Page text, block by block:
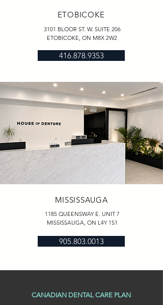
ETOBICOKE
3101 BLOOR ST. W. SUITE 206
ETOBICOKE, ON M8X 2W2
416.878.9353
MISSISSAUGA
1185 QUEENSWAY E. UNIT 7
MISSISSAUGA, ON L4Y 1S1
905.803.0013
CANADIAN DENTAL CARE PLAN